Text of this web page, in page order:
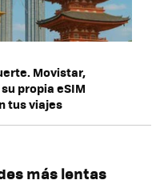
Movistar,
propia eSIM
tus viajes
más lentas